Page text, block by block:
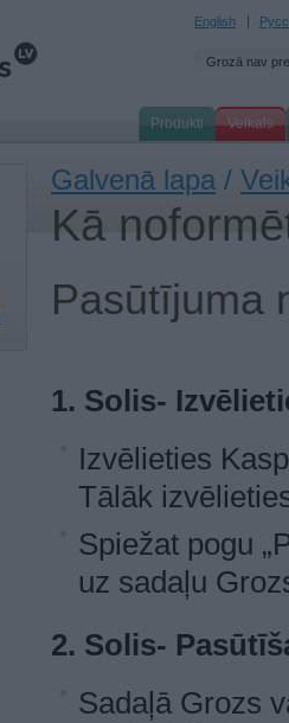
English
Grozā nav
Produkti Veikals
Galvenā lapa /
Kā
Pasūtījuma
1. Solis-
Izvēlieties
Tālāk
Spiežat pogu
uz sadaļu
2. Solis-
Sadaļā Grozs